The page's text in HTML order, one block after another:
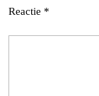
Reactie *